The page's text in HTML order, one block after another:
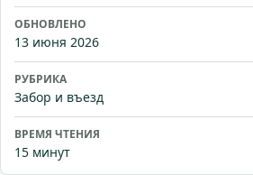
ОБНОВЛЕНО
13 июня 2026
РУБРИКА
Забор и въезд
ВРЕМЯ ЧТЕНИЯ
15 минут